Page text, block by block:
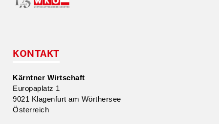
KONTAKT
Kärntner Wirtschaft
Europa­platz 1
9021 Klagenfurt am Wörthersee
Öster­reich